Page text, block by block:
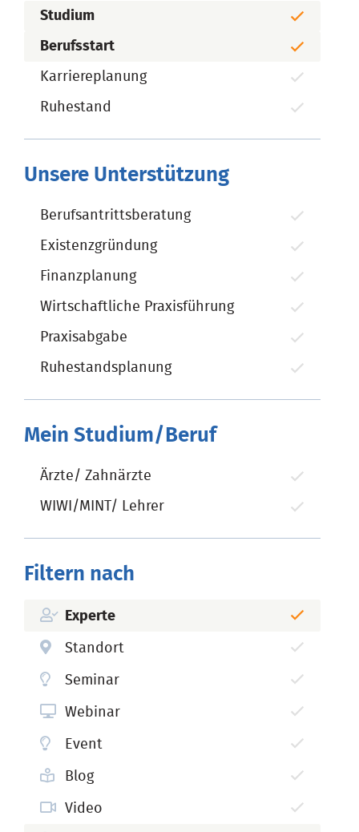
Studium
Berufsstart
Karriereplanung
Ruhestand
Unsere Unterstützung
Berufsantrittsberatung
Existenzgründung
Finanzplanung
Wirtschaftliche Praxisführung
Praxisabgabe
Ruhestandsplanung
Mein Studium/Beruf
Ärzte/ Zahnärzte
WIWI/MINT/ Lehrer
Filtern nach
Experte
Standort
Seminar
Webinar
Event
Blog
Video